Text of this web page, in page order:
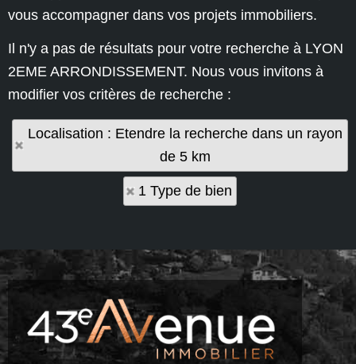
vous accompagner dans vos projets immobiliers.
Il n'y a pas de résultats pour votre recherche à LYON
2EME ARRONDISSEMENT. Nous vous invitons à
modifier vos critères de recherche :
Localisation : Etendre la recherche dans un rayon
de 5 km
1 Type de bien